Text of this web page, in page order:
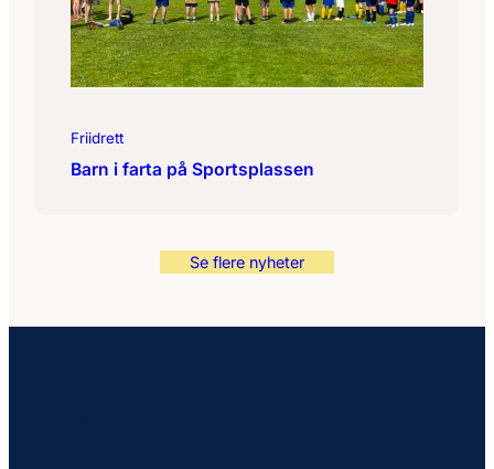
Friidrett
Barn i farta på Sportsplassen
Se flere nyheter